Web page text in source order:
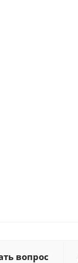
вопрос